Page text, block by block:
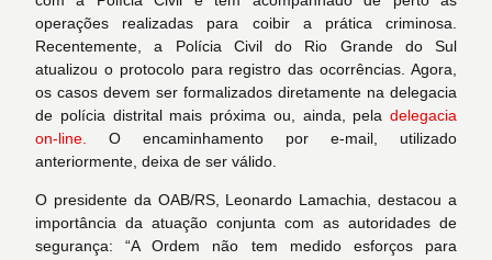
operações realizadas para coibir a prática criminosa.
Recentemente, a Polícia Civil do Rio Grande do Sul
atualizou o protocolo para registro das ocorrências. Agora,
os casos devem ser formalizados diretamente na delegacia
de polícia distrital mais próxima ou, ainda, pela delegacia
on-line.
O encaminhamento por e-mail, utilizado
anteriormente, deixa de ser válido.
O presidente da OAB/RS, Leonardo Lamachia, destacou a
importância da atuação conjunta com as autoridades de
segurança: “A Ordem não tem medido esforços para